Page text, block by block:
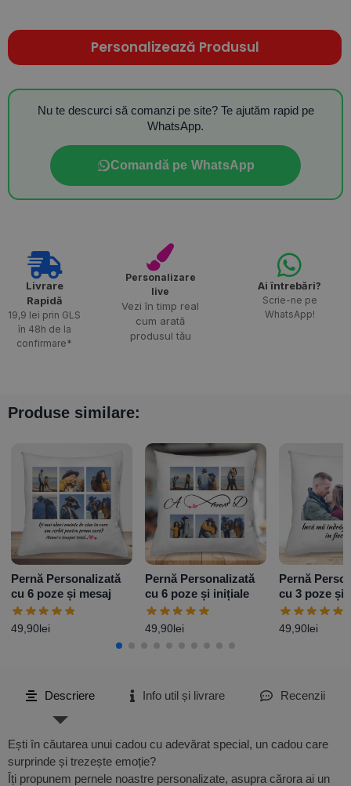
Personalizează Produsul
Nu te descurci să comanzi pe site? Te ajutăm rapid pe
WhatsApp.
Comandă pe WhatsApp
Livrare
Rapidă​
19,9 lei prin GLS
în 48h de la
confirmare*
Personalizare
live
Vezi în timp real
cum arată
produsul tău
Ai întrebări?
Scrie-ne pe
WhatsApp!
Produse similare:
Pernă Personalizată
cu 6 poze și mesaj
49,90lei
Pernă Personalizată
cu 6 poze și inițiale
49,90lei
Pernă
cu 3 poze și
49,90lei
Descriere Info util și livrare Recenzii
Ești în căutarea unui cadou cu adevărat special, un cadou care
surprinde și trezește emoție?
Îți propunem pernele noastre personalizate, asupra cărora ai un